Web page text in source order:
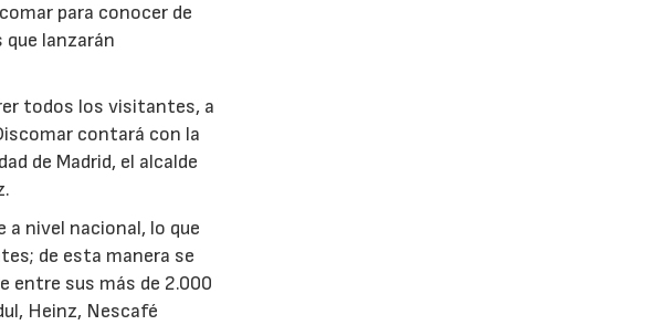
para conocer de
lanzarán
todos los visitantes, a
contará con la
de Madrid, el alcalde
nivel nacional, lo que
de esta manera se
entre sus más de 2.000
Heinz, Nescafé